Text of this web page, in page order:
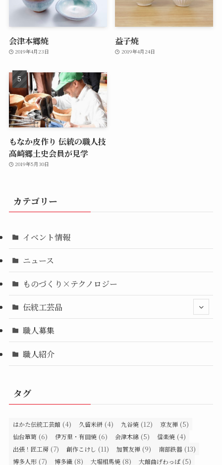
会津本郷焼
2019年4月23日
益子焼
2019年4月24日
もなか皮作り 伝統の職人技
高崎郷土史会員が見学
2019年5月30日
カテゴリー
イベント情報
ニュース
ものづくり×テクノロジー
伝統工芸品
職人募集
職人紹介
タグ
はかた伝統工芸館 (4) 久留米絣 (4) 九谷焼 (12) 京友禅 (5)
仙台箪笥 (6) 伊万里・有田焼 (6) 会津木綿 (5) 信楽焼 (4)
出張！匠工房 (7) 創作こけし (11) 加賀友禅 (9) 南部鉄器 (13)
博多人形 (7) 博多織 (8) 大堀相馬焼 (8) 大館曲げわっぱ (5)